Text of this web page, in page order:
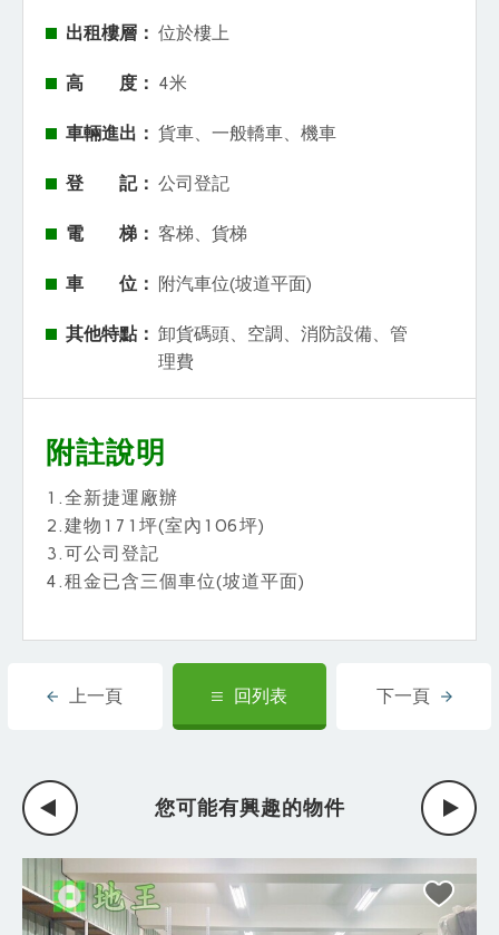
出租樓層： 位於樓上
高 度： 4米
車輛進出： 貨車、一般轎車、機車
登 記： 公司登記
電 梯： 客梯、貨梯
車 位： 附汽車位(坡道平面)
其他特點： 卸貨碼頭、空調、消防設備、管
理費
附註說明
1.全新捷運廠辦
2.建物171坪(室內106坪)
3.可公司登記
4.租金已含三個車位(坡道平面)
上一頁 回列表 下一頁
您可能有興趣的物件